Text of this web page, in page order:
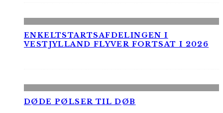
ENKELTSTARTSAFDELINGEN I
VESTJYLLAND FLYVER FORTSAT I 2026
DØDE PØLSER TIL DØB